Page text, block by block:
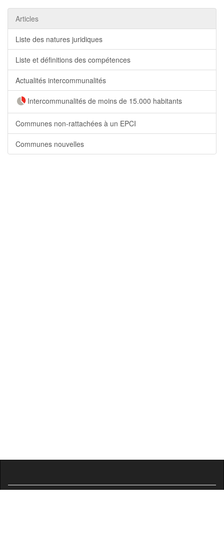
Articles
Liste des natures juridiques
Liste et définitions des compétences
Actualités intercommunalités
Intercommunalités de moins de 15.000 habitants
Communes non-rattachées à un EPCI
Communes nouvelles